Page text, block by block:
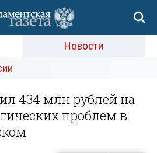
Новости
434 млн рублей на
проблем в